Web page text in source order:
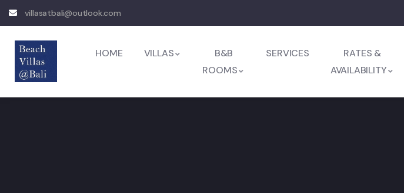
villasatbali@outlook.com
HOME VILLAS
B&B
ROOMS
SERVICES
RATES &
AVAILABILITY